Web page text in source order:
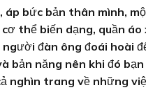
áp bức bản thân mình,
thể biến dạng, quần áo
đàn ông đoái hoài
bản năng nên khi đó
nghìn trang về những